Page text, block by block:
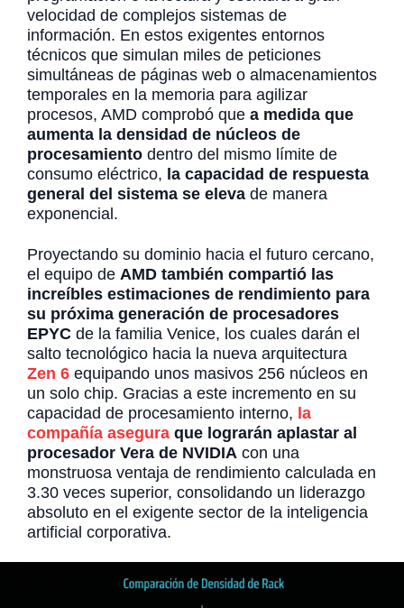
velocidad de complejos sistemas de
información. En estos exigentes entornos
técnicos que simulan miles de peticiones
simultáneas de páginas web o almacenamientos
temporales en la memoria para agilizar
procesos, AMD comprobó que a medida que
aumenta la densidad de núcleos de
procesamiento dentro del mismo límite de
consumo eléctrico, la capacidad de respuesta
general del sistema se eleva de manera
exponencial.
Proyectando su dominio hacia el futuro cercano,
el equipo de AMD también compartió las
increíbles estimaciones de rendimiento para
su próxima generación de procesadores
EPYC de la familia Venice, los cuales darán el
salto tecnológico hacia la nueva arquitectura
Zen 6 equipando unos masivos 256 núcleos en
un solo chip. Gracias a este incremento en su
capacidad de procesamiento interno, la
compañía asegura que lograrán aplastar al
procesador Vera de NVIDIA con una
monstruosa ventaja de rendimiento calculada en
3.30 veces superior, consolidando un liderazgo
absoluto en el exigente sector de la inteligencia
artificial corporativa.